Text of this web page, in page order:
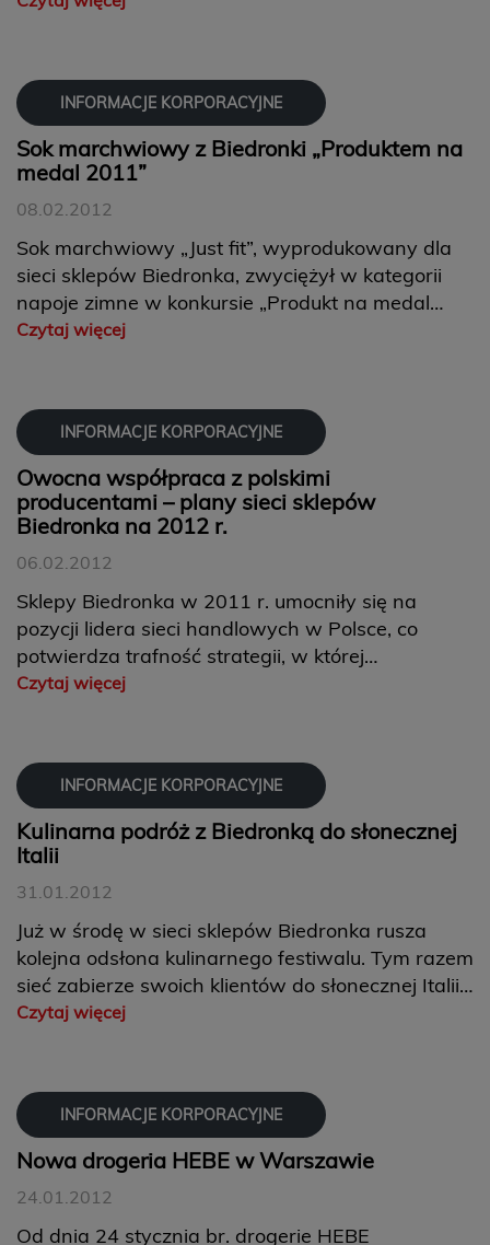
Develop...
INFORMACJE KORPORACYJNE
Sok marchwiowy z Biedronki „Produktem na
medal 2011”
08.02.2012
Sok marchwiowy „Just fit”, wyprodukowany dla
sieci sklepów Biedronka, zwyciężył w kategorii
napoje zimne w konkursie „Produkt na medal
2011”,. Tytuł ten jest przyznawany produktom
Czytaj więcej
INFORMACJE KORPORACYJNE
Owocna współpraca z polskimi
producentami – plany sieci sklepów
Biedronka na 2012 r.
06.02.2012
Sklepy Biedronka w 2011 r. umocniły się na
pozycji lidera sieci handlowych w Polsce, co
potwierdza trafność strategii, w której
postawiono na współpracę z najlepszymi
łańcuch dystrybucji daj...
Czytaj więcej
INFORMACJE KORPORACYJNE
Kulinarna podróż z Biedronką do słonecznej
Italii
31.01.2012
Już w środę w sieci sklepów Biedronka rusza
kolejna odsłona kulinarnego festiwalu. Tym razem
sieć zabierze swoich klientów do słonecznej Italii
– dzięki oryginalnym, wysokiej jakości produktom
Czytaj więcej
INFORMACJE KORPORACYJNE
Nowa drogeria HEBE w Warszawie
24.01.2012
Od dnia 24 stycznia br. drogerie HEBE